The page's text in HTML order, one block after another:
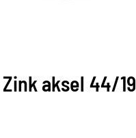
aksel 44/19